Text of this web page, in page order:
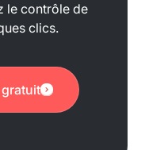
le contrôle de
clics.